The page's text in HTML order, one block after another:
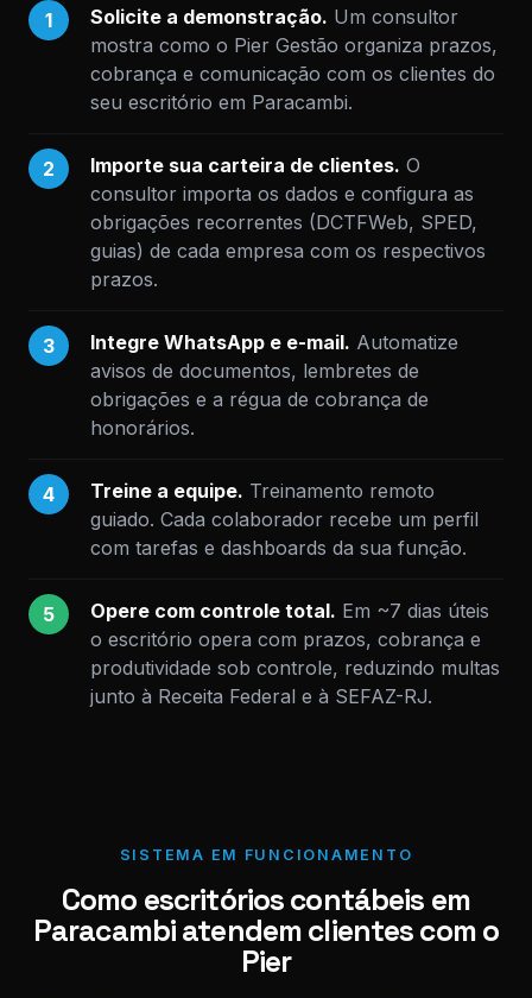
1 Solicite a demonstração. Um consultor
mostra como o Pier Gestão organiza prazos,
cobrança e comunicação com os clientes do
seu escritório em Paracambi.
2 Importe sua carteira de clientes. O
consultor importa os dados e configura as
obrigações recorrentes (DCTFWeb, SPED,
guias) de cada empresa com os respectivos
prazos.
3 Integre WhatsApp e e-mail. Automatize
avisos de documentos, lembretes de
obrigações e a régua de cobrança de
honorários.
4 Treine a equipe. Treinamento remoto
guiado. Cada colaborador recebe um perfil
com tarefas e dashboards da sua função.
5 Opere com controle total. Em ~7 dias úteis
o escritório opera com prazos, cobrança e
produtividade sob controle, reduzindo multas
junto à Receita Federal e à SEFAZ-RJ.
SISTEMA EM FUNCIONAMENTO
Como escritórios contábeis em
Paracambi atendem clientes com o
Pier